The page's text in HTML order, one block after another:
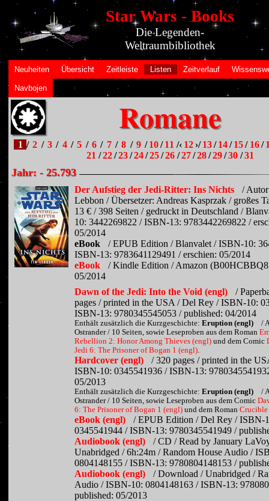
Star Wars - Books
Die Legenden-
Weltraumbibliothek
Neuheiten Übersicht Zeitleiste Listen Zeitverlauf
Navbojen
Romane
1 / 2 / 3 / 4 / 5 / 6 / 7 / 8 / 9 / 10/ 11 /‹ 12 ›/ 13/ 14/ 15 / 16 /
21 / 22/23/24/25 /26 /27/28/29/30 / 31
Jahr: - 25.793
Der Aufstieg der Jedi-Ritter: Ins Nichts
/
Lebbon / Übersetzer: Andreas Kasprzak / großes
13 € / 398 Seiten / gedruckt in Deutschland /
10: 3442269822 / ISBN-13: 9783442269822 /
05/2014
eBook
/ EPUB Edition / Blanvalet / ISBN-10:
ISBN-13: 9783641129491 / erschien: 05/2014
eBook
/ Kindle Edition / Amazon
05/2014
Dawn of the Jedi: Into the Void (engl)
/
pages / printed in the USA / Del Rey / ISBN-10:
ISBN-13: 9780345545053 / published: 04/2014
Enthält zusätzlich die Kurzgeschichte:Eruption (engl)
/
Ostrander / 10 Seiten, sowie Leseproben aus dem Roman
Rebellion 2: Honor Among Thieves (engl) und dem Comic
Jedi 6: The Prisoner of Bogan 1 (engl)
Hardcover (engl)
/ 320 pages / printed in the
ISBN-10: 0345541936 / ISBN-13:
05/2013
Enthält zusätzlich die Kurzgeschichte:Eruption (engl)
/
Ostrander / 10 Seiten, sowie Leseproben aus dem Comic
6: The Prisoner of Bogan 1 (engl) und dem Roman
eBook (engl)
/ EPUB Edition / Del Rey / ISBN-
0345541944 / ISBN-13: 9780345541949 /
Audiobook (engl)
/ CD / Read by January
Unabridged / 6h:24m / Random House Audio /
0804148155 / ISBN-13: 9780804148153 /
Audiobook (engl)
/ Download / Unabridged /
Audio / ISBN-10: 0804148163 / ISBN-13:
published: 05/2013